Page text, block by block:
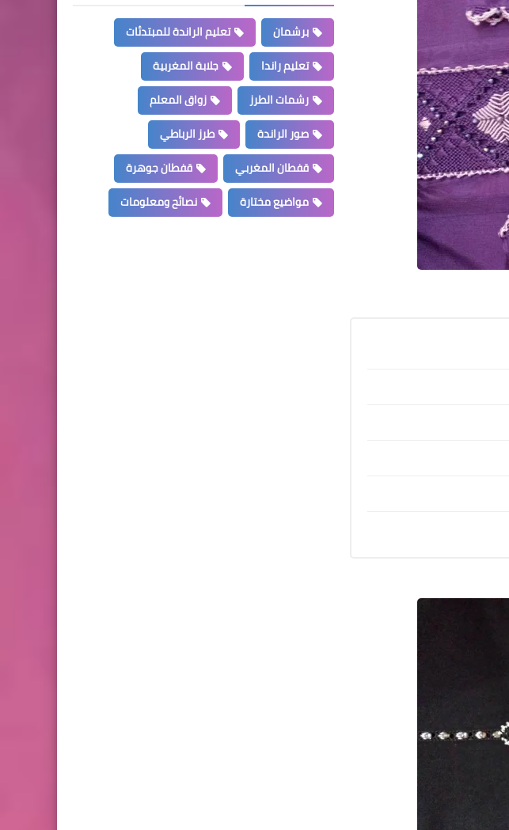
برشمان
تعليم الراندة للمبتدئات
تعليم راندا
جلابة المغربية
رشمات الطرز
زواق المعلم
صور الراندة
طرز الرباطي
قفطان المغربي
قفطان جوهرة
مواضيع مختارة
نصائح ومعلومات